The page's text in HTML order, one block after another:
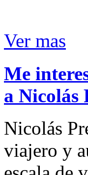
Ver mas
Me
a Nicolás
Nicolás
viajero y